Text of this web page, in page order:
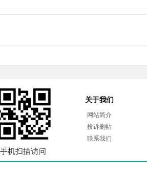
手机扫描访问
关于我们
网站简介
投诉删帖
联系我们